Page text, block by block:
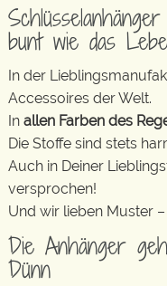
bunt wie das
In der
Accessoires der Welt.
In allen Farben des
Die Stoffe sind stets
Auch in Deiner
versprochen!
Und wir lieben Muster
Die Anhänger
Dünn